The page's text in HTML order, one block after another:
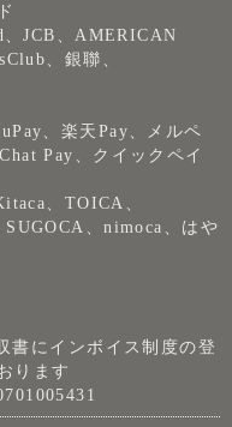
JCB、AMERICAN
、銀聯、
、楽天Pay、メルペ
Pay、クイックペイ
、TOICA、
SUGOCA、nimoca、はや
書にインボイス制度の登
ります